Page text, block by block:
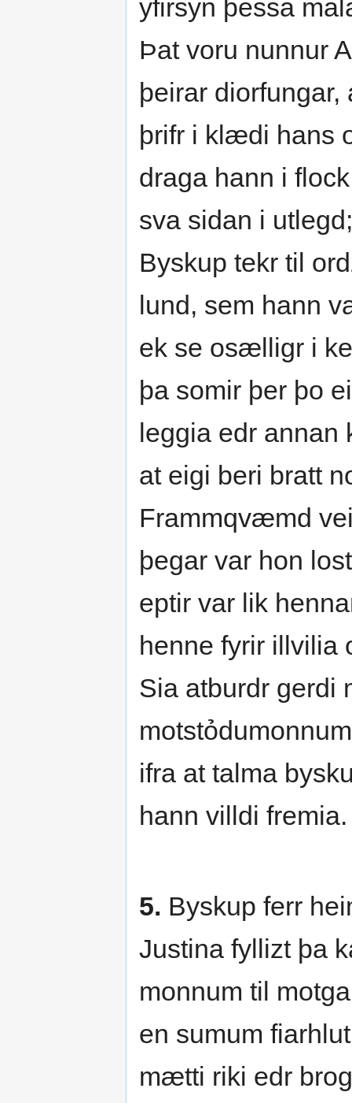
yfirsyn þessa
Þat voru nunnur
þeirar
þrifr i klædi hans
draga hann i
sva sidan i
Byskup tekr til
lund, sem hann
ek se osælligr i
þa somir þer þo
leggia edr
at eigi beri bratt
Frammqvæmd
þegar var hon
eptir var lik
henne fyrir
Sia atburdr gerdi
ifra at talma
hann villdi fremia.
5. Byskup ferr
Justina fyllizt þa
monnum til
en sumum
mætti riki edr